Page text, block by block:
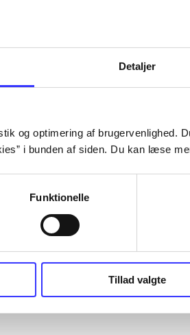
Detaljer
og optimering af brugervenlighed.
i bunden af siden. Du kan læse
Funktionelle
Tillad valgte